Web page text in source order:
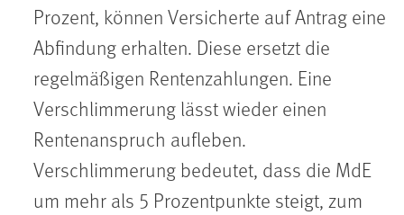
Prozent, können Versicherte auf Antrag eine
Abfindung erhalten. Diese ersetzt die
regelmäßigen Rentenzahlungen. Eine
Verschlimmerung lässt wieder einen
Rentenanspruch aufleben.
Verschlimmerung bedeutet, dass die MdE
um mehr als 5 Prozentpunkte steigt, zum